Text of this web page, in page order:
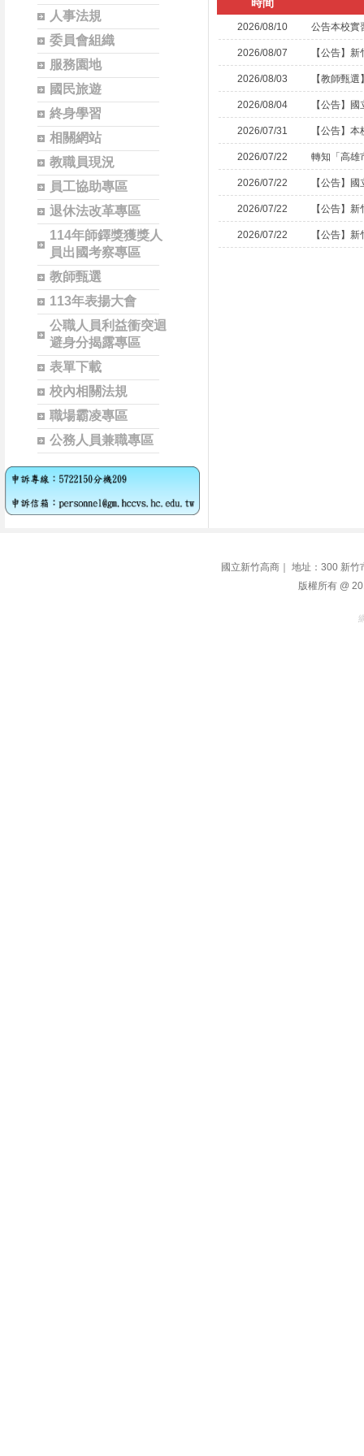
人事法規
委員會組織
服務園地
國民旅遊
終身學習
相關網站
教職員現況
員工協助專區
退休法改革專區
114年師鐸獎獲獎人
員出國考察專區
教師甄選
113年表揚大會
公職人員利益衝突迴
避身分揭露專區
表單下載
校內相關法規
職場霸凌專區
公務人員兼職專區
2026/08/10 公告本校實
2026/08/07 【公告】
2026/08/03
2026/08/04 【公告】
2026/07/31 【公告】
2026/07/22 轉知「高雄
2026/07/22
2026/07/22 【公告】
2026/07/22 【公告】
國立新竹高商｜ 地址：300 新
版權所有 @